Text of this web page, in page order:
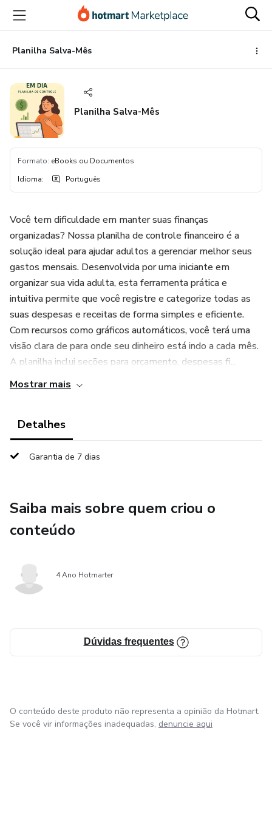
para
conteúdo
principal
para
pagamento
para
rodapé
Planilha Salva-Mês
Planilha Salva-Mês
Formato: eBooks ou Documentos
Idioma: Português
Você tem dificuldade em manter suas finanças
organizadas? Nossa planilha de controle financeiro é a
solução ideal para ajudar adultos a gerenciar melhor seus
gastos mensais. Desenvolvida por uma iniciante em
organizar sua vida adulta, esta ferramenta prática e
intuitiva permite que você registre e categorize todas as
suas despesas e receitas de forma simples e eficiente.
Com recursos como gráficos automáticos, você terá uma
visão clara de para onde seu dinheiro está indo a cada mês.
A planilha inclui seções para orçamento, despesas fi...
Mostrar mais
Detalhes
Garantia de 7 dias
Saiba mais sobre quem criou o
conteúdo
4 Ano Hotmarter
Dúvidas frequentes
O conteúdo deste produto não representa a opinião da Hotmart.
Se você vir informações inadequadas, denuncie aqui